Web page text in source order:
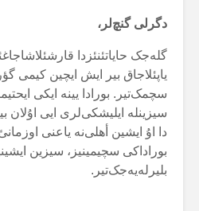
دگرلی گنچ‌لر،
گلەجک حایاتئنئزدا
یاپئلاجاق بیر ایش ایچین کیمی
سچمک‌تیر. بورادا یینە ایکی
سیزینلە ایلیشکی‌لری ایی اۇلان
دا اۇ ایشین أهلی‌نە یاعنی
بوراداکی سچیمینیز، سیزین
بلیرلەیەجک‌تیر.